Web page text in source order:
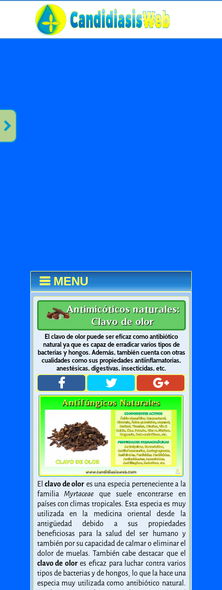
MENU
Antimicóticos naturales:
Clavo de olor
El clavo de olor puede ser eficaz como antibiótico
natural ya que es capaz de erradicar varios tipos de
bacterias y hongos. Además, también cuenta con otras
cualidades como sus propiedades antiinflamatorias,
anestésicas, digestivas, insecticidas, etc.
Elclavo de olor es una especia perteneciente a la
familiaMyrtaceae que suele encontrarse en
países con climas tropicales. Esta especia es muy
utilizada en la medicina oriental desde la
antigüedad debido a sus propiedades
beneficiosas para la salud del ser humano y
también por su capacidad de calmar o eliminar el
dolor de muelas. También cabe destacar que el
clavo de olores eficaz para luchar contra varios
tipos de bacterias y de hongos, lo que la hace una
especia muy utilizada como antibiótico natural.